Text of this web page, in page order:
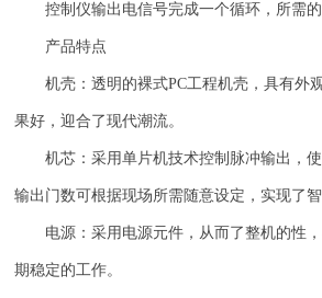
控制仪输出电信号完成一个循环，所需
产品特点
机壳：透明的裸式PC工程机壳，具有外
果好，迎合了现代潮流。
机芯：采用单片机技术控制脉冲输出，
输出门数可根据现场所需随意设定，实现了智
电源：采用电源元件，从而了整机的性
期稳定的工作。